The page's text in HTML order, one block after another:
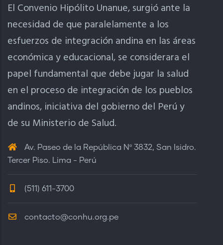
El Convenio Hipólito Unanue, surgió ante la
necesidad de que paralelamente a los
esfuerzos de integración andina en las áreas
económica y educacional, se considerara el
papel fundamental que debe jugar la salud
en el proceso de integración de los pueblos
andinos, iniciativa del gobierno del Perú y
de su Ministerio de Salud.
Av. Paseo de la República Nº 3832, San Isidro.
Tercer Piso. Lima - Perú
(511) 611-3700
contacto@conhu.org.pe